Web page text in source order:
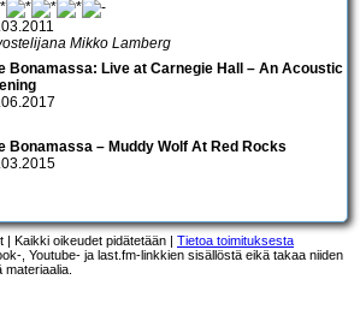
Mikko Lamberg
Bonamassa: Live at Carnegie Hall – An Acoustic
Bonamassa – Muddy Wolf At Red Rocks
Kaikki oikeudet pidätetään | Tietoa toimituksesta
, Youtube- ja last.fm-linkkien sisällöstä eikä takaa niiden